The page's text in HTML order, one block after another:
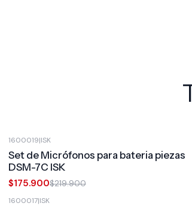
1600019|ISK
Set de Micrófonos para bateria piezas
DSM-7C ISK
$175.900$219.900
1600017|ISK